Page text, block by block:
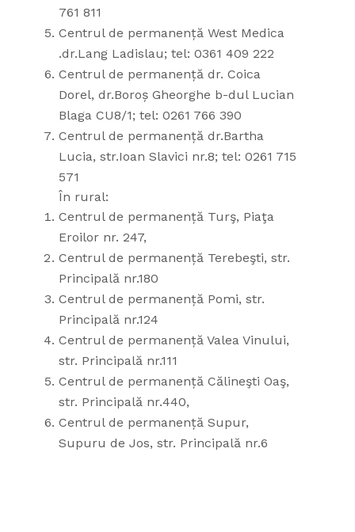
761 811
Centrul de permanență West Medica
.dr.Lang Ladislau; tel: 0361 409 222
Centrul de permanență dr. Coica
Dorel, dr.Boroș Gheorghe b-dul Lucian
Blaga CU8/1; tel: 0261 766 390
Centrul de permanență dr.Bartha
Lucia, str.Ioan Slavici nr.8; tel: 0261 715
571
În rural:
Centrul de permanență Turş, Piaţa
Eroilor nr. 247,
Centrul de permanență Terebeşti, str.
Principală nr.180
Centrul de permanență Pomi, str.
Principală nr.124
Centrul de permanență Valea Vinului,
str. Principală nr.111
Centrul de permanență Călineşti Oaş,
str. Principală nr.440,
Centrul de permanență Supur,
Supuru de Jos, str. Principală nr.6